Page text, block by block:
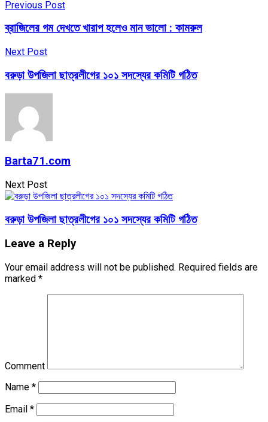
Previous Post
ব্রাজিলের গম দেখতে খারাপ হলেও মান ভালো : কামরুল
Next Post
বরুড়া উপজিলা ছাত্রলীগের ১০১ সদস্যের কমিটি গঠিত
Barta71.com
Next Post
বরুড়া উপজিলা ছাত্রলীগের ১০১ সদস্যের কমিটি গঠিত
Leave a Reply
Your email address will not be published. Required fields are
marked *
Comment
Name *
Email *